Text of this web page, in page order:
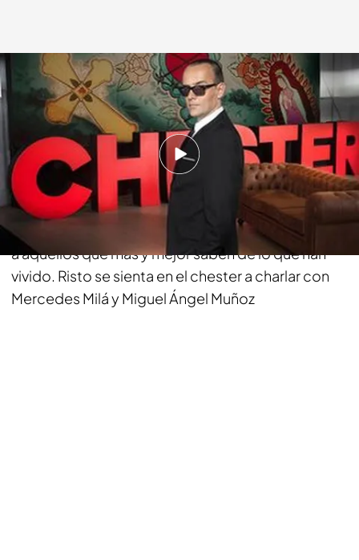
cuatro.com
05 MAR 2017 - 23:22h.
Compartir
Como la vida no viene con manual de
instrucciones, lo mejor para aprender es escuchar
a aquellos que más y mejor saben de lo que han
vivido. Risto se sienta en el chester a charlar con
Mercedes Milá y Miguel Ángel Muñoz